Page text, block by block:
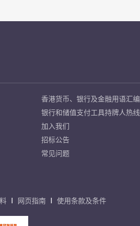
香港货币、银行及金融用语汇编
银行和储值支付工具持牌人热线
加入我们
招标公告
常见问题
网页指南 使用条款及条件